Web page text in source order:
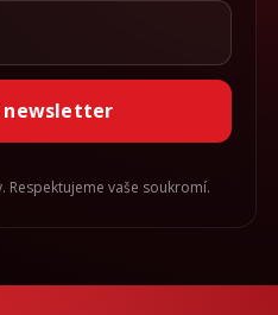
newsletter
Respektujeme vaše soukromí.